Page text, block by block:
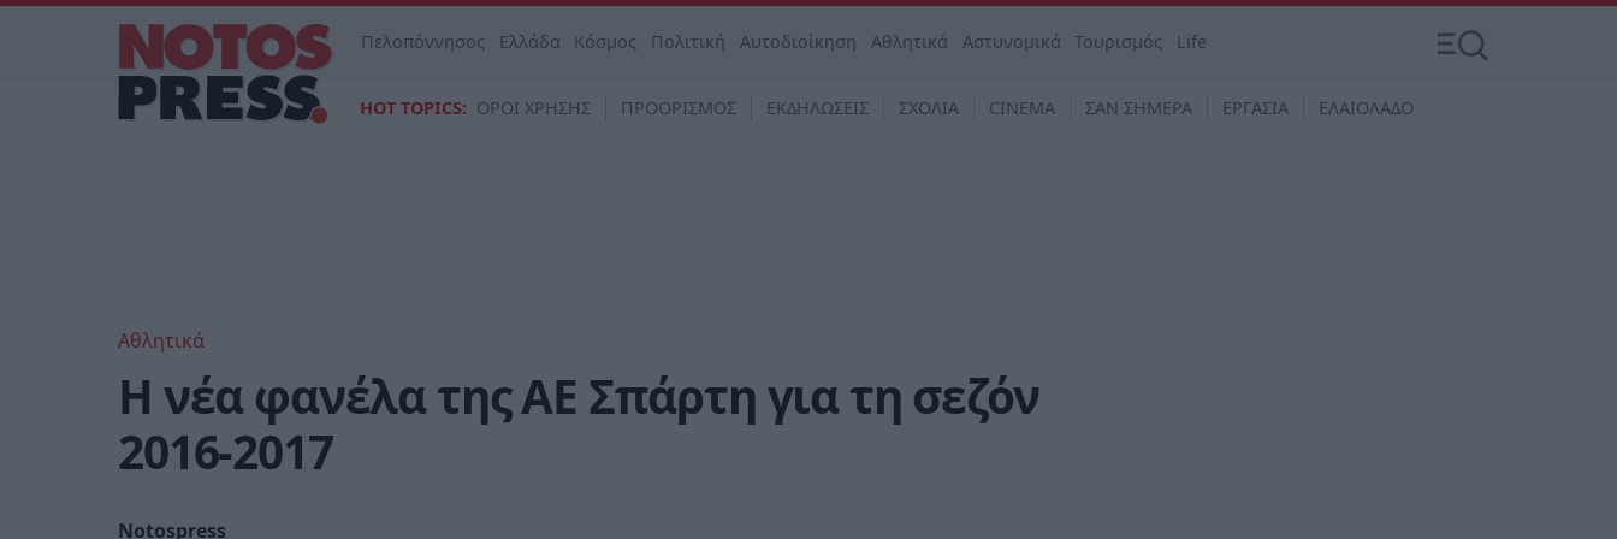
Πελοπόννησος Ελλάδα Κόσμος Πολιτική Αυτοδιοίκηση Αθλητικά Αστυνομικά Τουρισμός Life
HOT TOPICS: ΟΡΟΙ ΧΡΗΣΗΣ ΠΡΟΟΡΙΣΜΟΣ ΕΚΔΗΛΩΣΕΙΣ ΣΧΟΛΙΑ CINEMA ΣΑΝ ΣΗΜΕΡΑ ΕΡΓΑΣΙΑ ΕΛΑΙΟΛΑΔΟ
Αθλητικά
Η νέα φανέλα της ΑΕ Σπάρτη για τη σεζόν
2016-2017
Notospress